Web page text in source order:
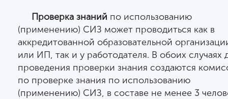
Проверка знаний по использованию
(применению) СИЗ может проводиться как в
аккредитованной образовательной
или ИП, так и у работодателя. В обоих случаях
проведения проверки знания создаются
по проверке знания по использованию
(применению) СИЗ, в составе не менее 3